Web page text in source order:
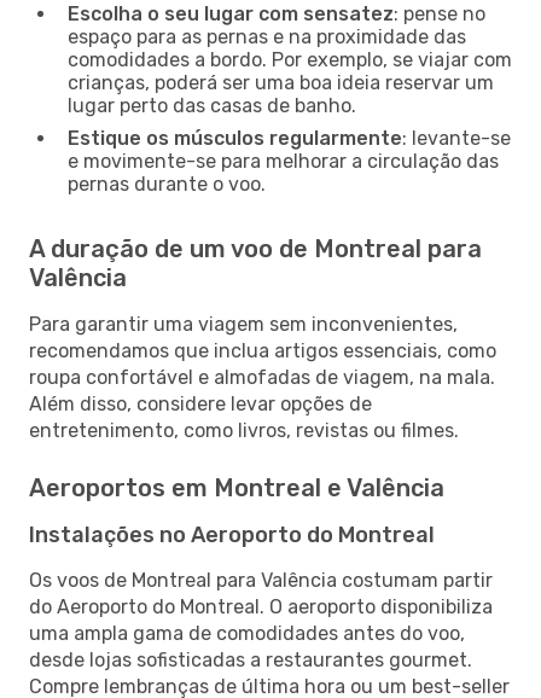
Escolha o seu lugar com sensatez: pense no
espaço para as pernas e na proximidade das
comodidades a bordo. Por exemplo, se viajar com
crianças, poderá ser uma boa ideia reservar um
lugar perto das casas de banho.
Estique os músculos regularmente: levante-se
e movimente-se para melhorar a circulação das
pernas durante o voo.
A duração de um voo de Montreal para
Valência
Para garantir uma viagem sem inconvenientes,
recomendamos que inclua artigos essenciais, como
roupa confortável e almofadas de viagem, na mala.
Além disso, considere levar opções de
entretenimento, como livros, revistas ou filmes.
Aeroportos em Montreal e Valência
Instalações no Aeroporto do Montreal
Os voos de Montreal para Valência costumam partir
do Aeroporto do Montreal. O aeroporto disponibiliza
uma ampla gama de comodidades antes do voo,
desde lojas sofisticadas a restaurantes gourmet.
Compre lembranças de última hora ou um best-seller